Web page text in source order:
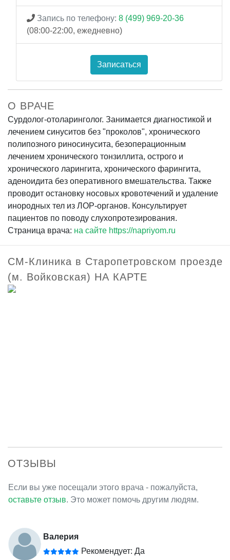
Запись по телефону: 8 (499) 969-20-36
(08:00-22:00, ежедневно)
Записаться
О ВРАЧЕ
Сурдолог-отоларинголог. Занимается диагностикой и
лечением синуситов без "проколов", хронического
полипозного риносинусита, безоперационным
лечением хронического тонзиллита, острого и
хронического ларингита, хронического фарингита,
аденоидита без оперативного вмешательства. Также
проводит остановку носовых кровотечений и удаление
инородных тел из ЛОР-органов. Консультирует
пациентов по поводу слухопротезирования.
Страница врача: на сайте https://napriyom.ru
СМ-Клиника в Старопетровском проезде
(м. Войковская) НА КАРТЕ
ОТЗЫВЫ
Если вы уже посещали этого врача - пожалуйста,
оставьте отзыв. Это может помочь другим людям.
Валерия
Рекомендует: Да